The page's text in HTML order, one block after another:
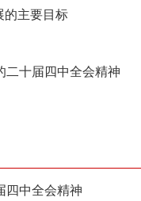
的主要目标
二十届四中全会精神
四中全会精神